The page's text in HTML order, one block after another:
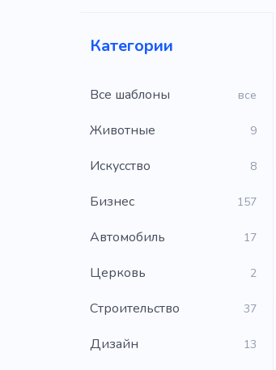
Категории
Все шаблоны все
Животные 9
Искусство 8
Бизнес 157
Автомобиль 17
Церковь 2
Строительство 37
Дизайн 13